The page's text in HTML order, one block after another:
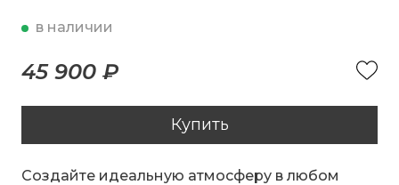
в наличии
45 900 ₽
Купить
Создайте идеальную атмосферу в любом